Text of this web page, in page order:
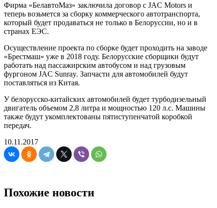
Фирма «БелавтоМаз» заключила договор с JAC Motors и
теперь возьмется за сборку коммерческого автотранспорта,
который будет продаваться не только в Белоруссии, но и в
странах ЕЭС.
Осуществление проекта по сборке будет проходить на заводе
«Брестмаш» уже в 2018 году. Белорусские сборщики будут
работать над пассажирским автобусом и над грузовым
фургоном JAC Sunray. Запчасти для автомобилей будут
поставляться из Китая.
У белорусско-китайских автомобилей будет турбодизельный
двигатель объемом 2,8 литра и мощностью 120 л.с. Машины
также будут укомплектованы пятиступенчатой коробкой
передач.
10.11.2017
Похожие новости